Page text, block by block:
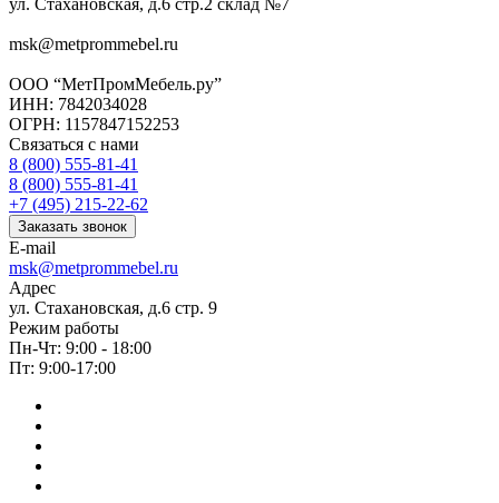
msk@metprommebel.ru
ООО “МетПромМебель.ру”
ИНН: 7842034028
ОГРН: 1157847152253
Связаться с нами
8 (800) 555-81-41
8 (800) 555-81-41
+7 (495) 215-22-62
Заказать звонок
E-mail
msk@metprommebel.ru
Адрес
ул. Стахановская, д.6 стр. 9
Режим работы
Пн-Чт: 9:00 - 18:00
Пт: 9:00-17:00